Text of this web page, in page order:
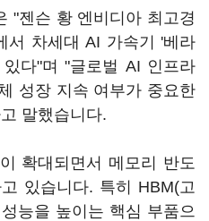
"젠슨 황 엔비디아 최고경
서 차세대 AI 가속기 '베라
다"며 "글로벌 AI 인프라
성장 지속 여부가 중요한
말했습니다.
확대되면서 메모리 반도
있습니다. 특히 HBM(고
능을 높이는 핵심 부품으